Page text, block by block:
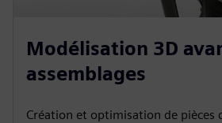
Modélisation 3D
assemblages
Création et optimisation de pièces